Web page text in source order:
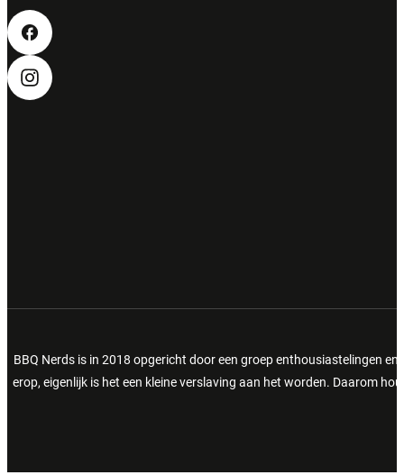
BBQ Nerds is in 2018 opgericht door een groep enthousiastelingen
erop, eigenlijk is het een kleine verslaving aan het worden. Daarom